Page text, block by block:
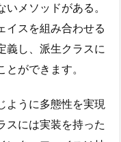
メソッドがある。
イスを組み合わせる
義し、派生クラスに
ができます。
ように多態性を実現
スには実装を持った